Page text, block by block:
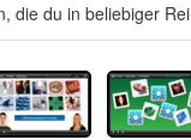
die du in beliebiger